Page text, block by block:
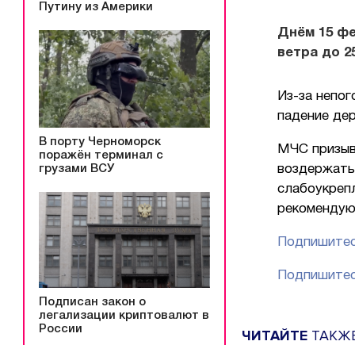
Путину из Америки
В порту Черноморск
поражён терминал с
грузами ВСУ
Подписан закон о
легализации криптовалют в
России
Днём 15
ветра до
Из-за
падение
МЧС
ЧИТАЙТЕ